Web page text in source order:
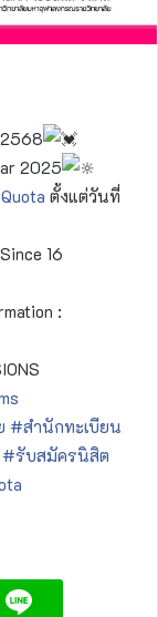
2025
ตั้งแต่วันที่
Since 16
:
#สำนักทะเบียน
#รับสมัครนิสิต